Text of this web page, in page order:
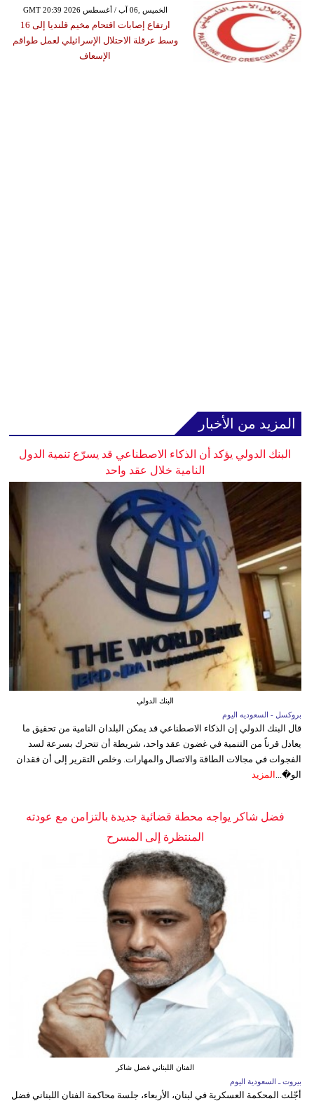
GMT 20:39 2026 الخميس ,06 آب / أغسطس
ارتفاع إصابات اقتحام مخيم قلنديا إلى 16
وسط عرقلة الاحتلال الإسرائيلي لعمل طواقم
الإسعاف
المزيد من الأخبار
البنك الدولي يؤكد أن الذكاء الاصطناعي قد يسرّع تنمية الدول
النامية خلال عقد واحد
البنك الدولي
بروكسل - السعوديه اليوم
قال البنك الدولي إن الذكاء الاصطناعي قد يمكن البلدان النامية من تحقيق ما
يعادل قرناً من التنمية في غضون عقد واحد، شريطة أن تتحرك بسرعة لسد
الفجوات في مجالات الطاقة والاتصال والمهارات. وخلص التقرير إلى أن فقدان
الو�... المزيد
فضل شاكر يواجه محطة قضائية جديدة بالتزامن مع عودته
المنتظرة إلى المسرح
الفنان اللبناني فضل شاكر
بيروت ـ السعودية اليوم
أجّلت المحكمة العسكرية في لبنان، الأربعاء، جلسة محاكمة الفنان اللبناني فضل